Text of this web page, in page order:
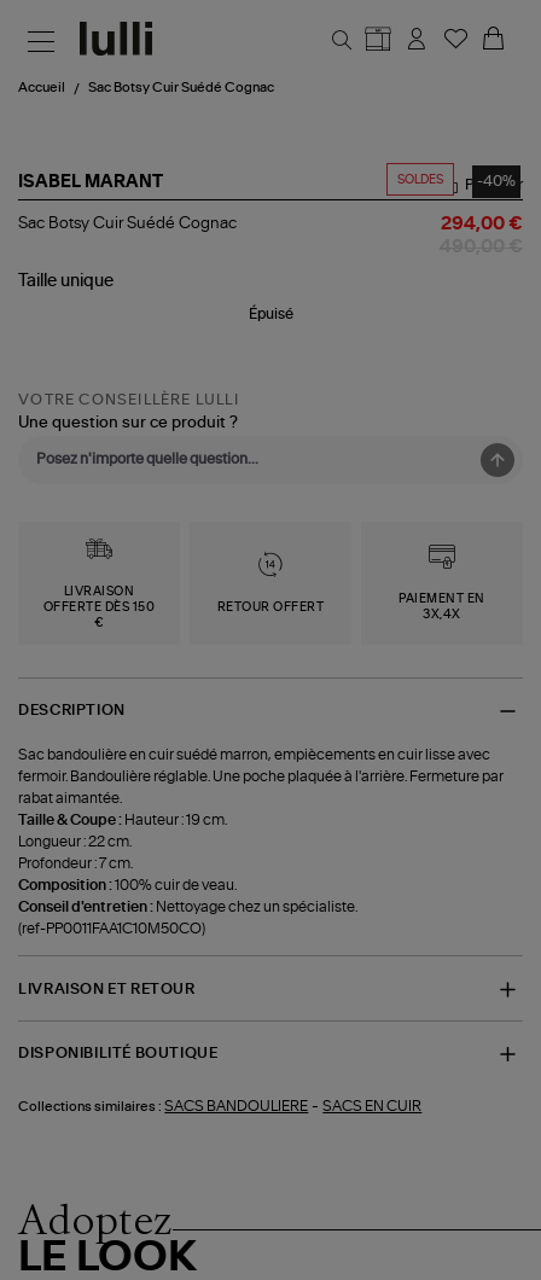
Accueil Sac Botsy Cuir Suédé Cognac
SOLDES -40%
ISABEL MARANT
Sac
Suédé
Partager
Sac Botsy Cuir Suédé Cognac 294,00 €
Taille unique
Épuisé
VOTRE CONSEILLÈRE LULLI
Une question sur ce produit ?
LIVRAISON
OFFERTE DÈS 150
€
RETOUR OFFERT
PAIEMENT EN
3X,4X
DESCRIPTION
Sac bandoulière en cuir suédé marron, empiècements en cuir lisse avec
fermoir. Bandoulière réglable. Une poche plaquée à l'arrière. Fermeture par
rabat aimantée.
Taille & Coupe : Hauteur : 19 cm.
Longueur : 22 cm.
Profondeur : 7 cm.
Composition :100% cuir de veau.
Conseil d'entretien : Nettoyage chez un spécialiste.
(ref-PP0011FAA1C10M50CO)
LIVRAISON ET RETOUR
DISPONIBILITÉ BOUTIQUE
Collections similaires : SACS BANDOULIERE -SACS EN CUIR
Adoptez
LE LOOK